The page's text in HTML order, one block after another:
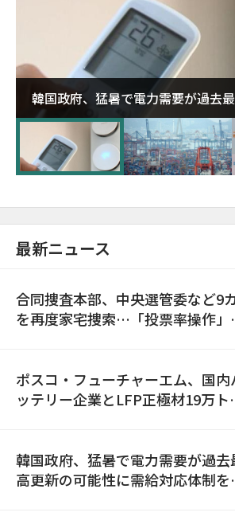
韓国政府、猛暑で電力需要が過去
に需給対応体制を点検
最新ニュース
合同捜査本部、中央選管委など9
を再度家宅捜索…「投票率操作」
ポスコ・フューチャーエム、国内
ッテリー企業とLFP正極材19万ト
韓国政府、猛暑で電力需要が過去
高更新の可能性に需給対応体制を